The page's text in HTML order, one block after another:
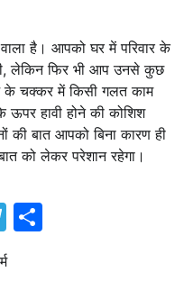
है। आपको घर में परिवार के
लेकिन फिर भी आप उनसे कुछ
के चक्कर में किसी गलत काम
हावी होने की कोशिश
की बात आपको बिना कारण ही
को लेकर परेशान रहेगा।
Telegram